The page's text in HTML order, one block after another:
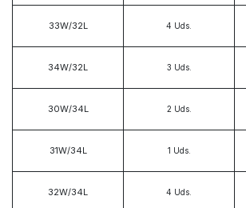
33W/32L 4 Uds.
34W/32L 3 Uds.
30W/34L 2 Uds.
31W/34L 1 Uds.
32W/34L 4 Uds.